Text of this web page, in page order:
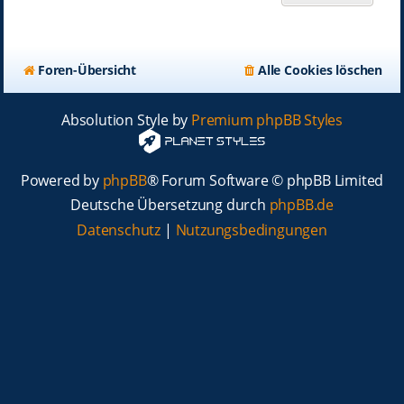
Foren-Übersicht Alle Cookies löschen
Absolution Style by Premium phpBB Styles
Powered by phpBB® Forum Software © phpBB Limited
Deutsche Übersetzung durch phpBB.de
Datenschutz | Nutzungsbedingungen